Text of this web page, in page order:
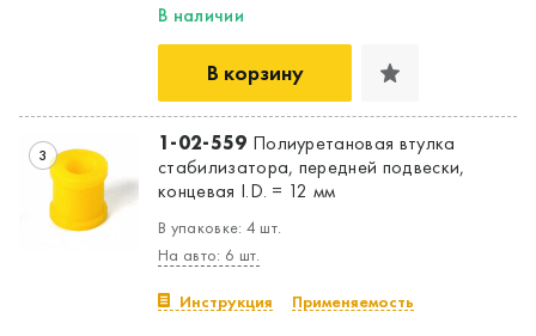
В наличии
В корзину
3 1-02-559 Полиуретановая втулка
стабилизатора, передней подвески,
концевая I.D. = 12 мм
В упаковке: 4 шт.
На авто: 6 шт.
Инструкция Применяемость